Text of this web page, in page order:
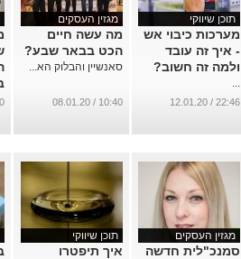
תוכן שיווקי
מערכות כיבוי אש
- איך זה עובד
ולמה זה חשוב?
...
22:46 / 12.01.20
מגזין העסקים
מה עשה חיים
הכט בבאר שבע?
סאנשיין והבלוק הא...
10:40 / 08.01.20
מגזין העסקים
סמנכ"לית חדשה
תוכן שיווקי
איך תיפטרו